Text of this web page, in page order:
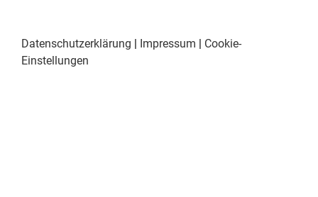
Datenschutzerklärung | Impressum | Cookie-
Einstellungen